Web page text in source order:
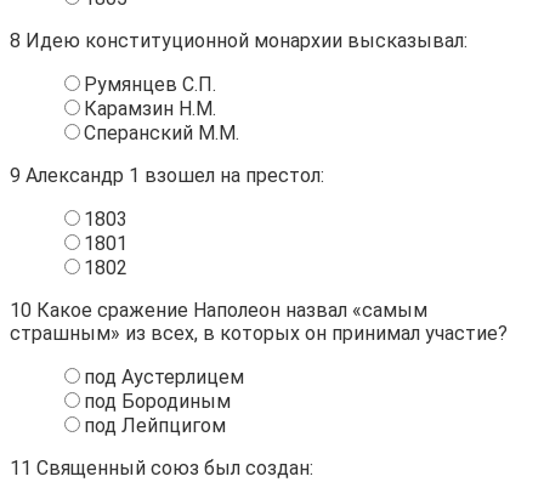
8 Идею конституционной монархии высказывал:
Румянцев С.П.
Карамзин Н.М.
Сперанский М.М.
9 Александр 1 взошел на престол:
1803
1801
1802
10 Какое сражение Наполеон назвал «самым
страшным» из всех, в которых он принимал участие?
под Аустерлицем
под Бородиным
под Лейпцигом
11 Священный союз был создан: